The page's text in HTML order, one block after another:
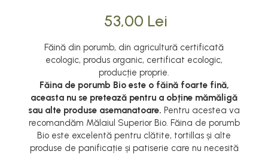
53,00 Lei
Făină din porumb, din agricultură certificată
ecologic, produs organic, certificat ecologic,
producție proprie.
Făina de porumb Bio este o făină foarte fină,
aceasta nu se pretează pentru a obține mămăligă
sau alte produse asemanatoare. Pentru acestea va
recomandăm Mălaiul Superior Bio. Făina de porumb
Bio este excelentă pentru clătite, tortillas și alte
produse de panificație și patiserie care nu necesită